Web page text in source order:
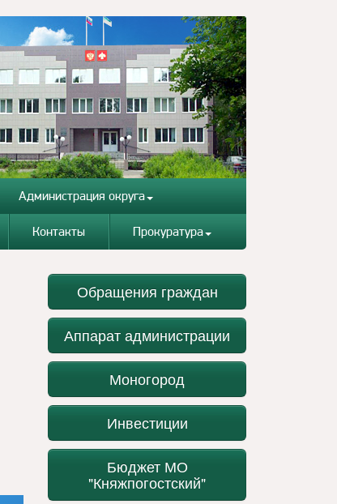
Администрация округа
Контакты Прокуратура
Обращения граждан
Аппарат администрации
Моногород
Инвестиции
Бюджет МО
"Княжпогостский"